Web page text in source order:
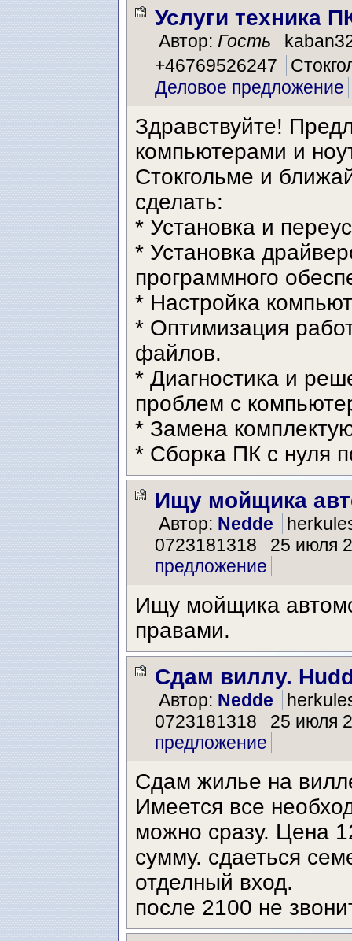
Услуги техника
Автор: Гость
+46769526247
Деловое предложение
Здравствуйте!
компьютерами и
Стокгольме и
сделать:
* Установка и
* Установка
программного
* Настройка
* Оптимизация
файлов.
* Диагностика и
проблем с
* Замена
* Сборка ПК с нуля
Ищу мойщика
Автор: Nedde
0723181318
25 июля
предложение
Ищу мойщика
правами.
Сдам виллу.
Автор: Nedde
0723181318
25 июля
предложение
Сдам жилье на
Имеется все
можно сразу. Цена
сумму. сдаеться
отделный вход.
после 2100 не